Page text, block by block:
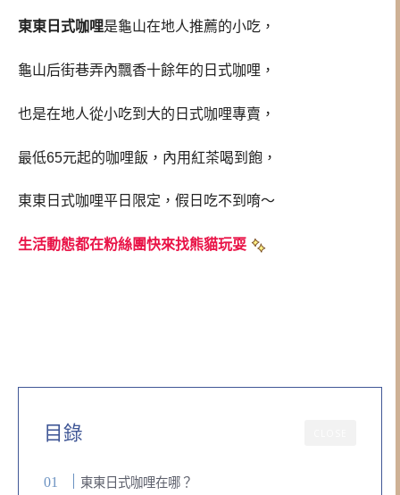
東東日式咖哩是龜山在地人推薦的小吃，
龜山后街巷弄內飄香十餘年的日式咖哩，
也是在地人從小吃到大的日式咖哩專賣，
最低65元起的咖哩飯，內用紅茶喝到飽，
東東日式咖哩平日限定，假日吃不到唷～
生活動態都在粉絲團快來找熊貓玩耍
目錄
東東日式咖哩在哪？